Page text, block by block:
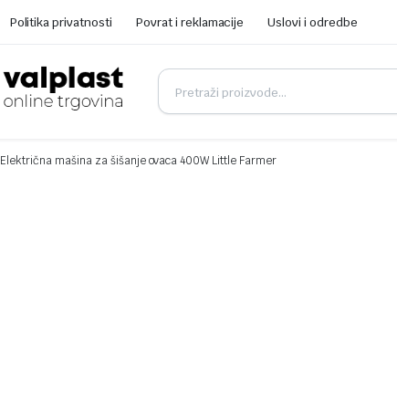
Politika privatnosti Povrat i reklamacije Uslovi i odredbe
Električna mašina za šišanje ovaca 400W Little Farmer